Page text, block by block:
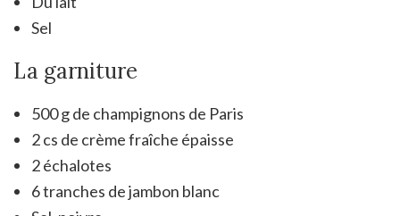
Sel
La garniture
500 g de champignons de Paris
2 cs de crème fraîche épaisse
2 échalotes
6 tranches de jambon blanc